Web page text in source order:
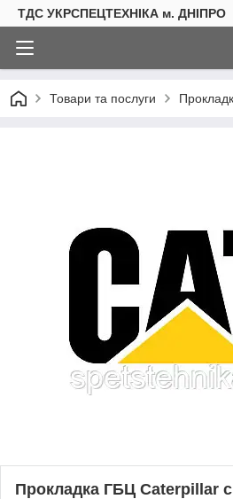
ТДС УКРСПЕЦТЕХНІКА м. ДНІПРО
Товари та послуги
Прокладка ГБЦ Caterpillar